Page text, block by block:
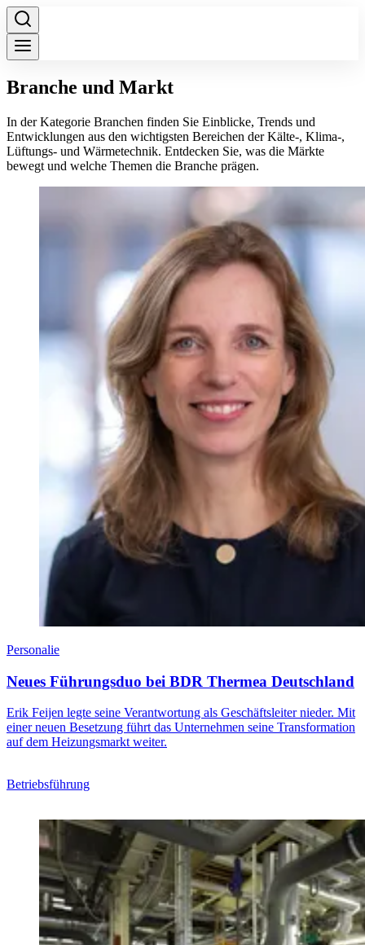
Branche und Markt
In der Kategorie Branchen finden Sie Einblicke, Trends und
Entwicklungen aus den wichtigsten Bereichen der Kälte-, Klima-,
Lüftungs- und Wärmetechnik. Entdecken Sie, was die Märkte
bewegt und welche Themen die Branche prägen.
Personalie
Neues Führungsduo bei BDR Thermea Deutschland
Erik Feijen legte seine Verantwortung als Geschäftsleiter nieder. Mit
einer neuen Besetzung führt das Unternehmen seine Transformation
auf dem Heizungsmarkt weiter.
Betriebsführung